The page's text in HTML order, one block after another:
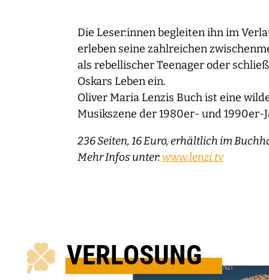
Die Leser:innen begleiten ihn im
erleben seine zahlreichen
als rebellischer Teenager oder
Oskars Leben ein.
Oliver Maria Lenzis Buch ist eine
Musikszene der 1980er- und
236 Seiten, 16 Euro, erhältlich im
Mehr Infos unter:www.lenzi.tv
VERLOSUNG